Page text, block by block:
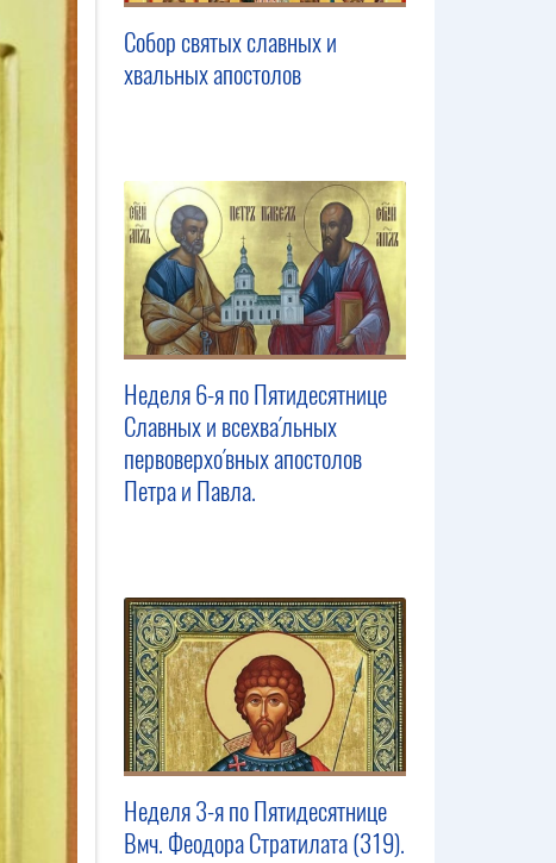
Собор святых славных и
хвальных апостолов
Неделя 6-я по Пятидесятнице
Славных и всехва́льных
первоверхо́вных апостолов
Петра и Павла.
Неделя 3-я по Пятидесятнице
Вмч. Феодора Стратилата (319).